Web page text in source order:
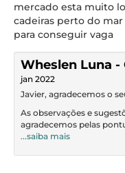
mercado esta muito
cadeiras perto do
para conseguir vaga
Wheslen Luna -
jan 2022
Javier, agradecemos o
As observações e
agradecemos pelas
...saiba mais